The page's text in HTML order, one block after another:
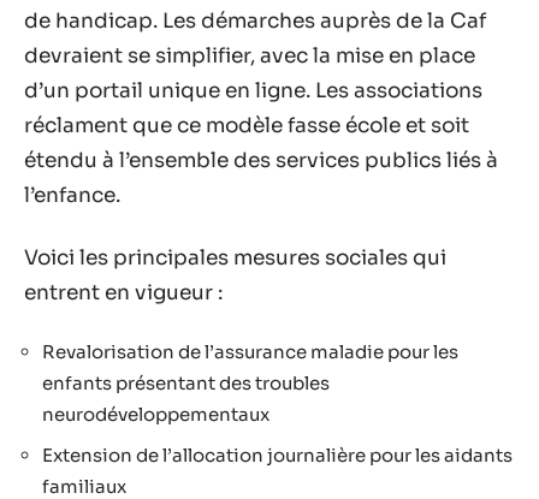
de handicap. Les démarches auprès de la Caf
devraient se simplifier, avec la mise en place
d’un portail unique en ligne. Les associations
réclament que ce modèle fasse école et soit
étendu à l’ensemble des services publics liés à
l’enfance.
Voici les principales mesures sociales qui
entrent en vigueur :
Revalorisation de l’assurance maladie pour les
enfants présentant des troubles
neurodéveloppementaux
Extension de l’allocation journalière pour les aidants
familiaux